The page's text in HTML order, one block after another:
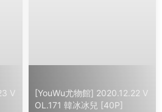
V
[YouWu尤物館] 2020.12.22 V
OL.171 韓冰冰兒 [40P]